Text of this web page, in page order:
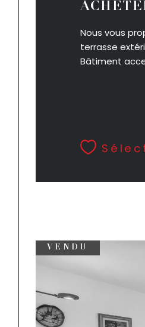
Nous vous
terrasse
Bâtiment
VENDU